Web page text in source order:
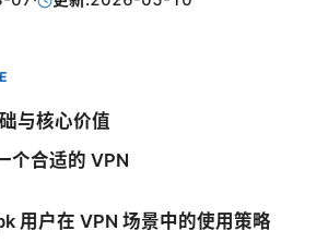
与核心价值
个合适的 VPN
用户在 VPN 场景中的使用策略